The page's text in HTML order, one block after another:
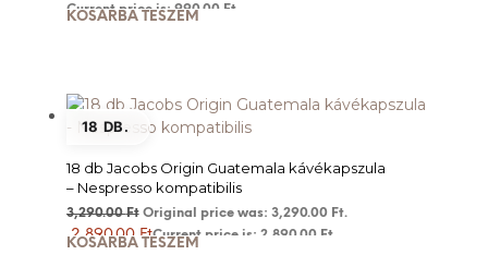
Current price is: 990.00 Ft.
KOSÁRBA TESZEM
18 DB.
18 db Jacobs Origin Guatemala kávékapszula
– Nespresso kompatibilis
3,290.00Ft Original price was: 3,290.00 Ft.
2,890.00 FtCurrent price is: 2,890.00 Ft.
KOSÁRBA TESZEM